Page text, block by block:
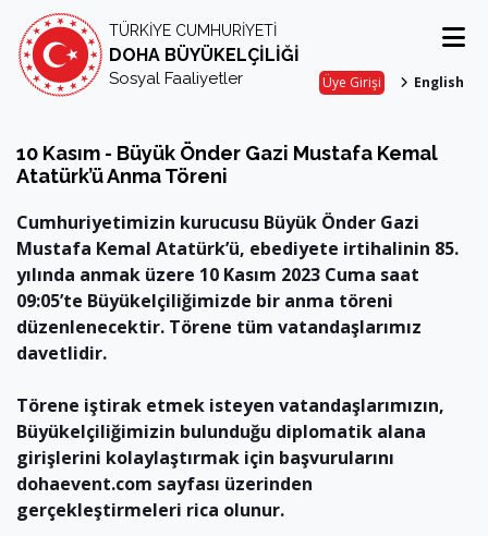
TÜRKİYE CUMHURİYETİ
DOHA BÜYÜKELÇİLİĞİ
Sosyal Faaliyetler Üye Girişi English
10 Kasım - Büyük Önder Gazi Mustafa Kemal
Atatürk’ü Anma Töreni
Cumhuriyetimizin kurucusu Büyük Önder Gazi
Mustafa Kemal Atatürk’ü, ebediyete irtihalinin 85.
yılında anmak üzere 10 Kasım 2023 Cuma saat
09:05’te Büyükelçiliğimizde bir anma töreni
düzenlenecektir. Törene tüm vatandaşlarımız
davetlidir.
Törene iştirak etmek isteyen vatandaşlarımızın,
Büyükelçiliğimizin bulunduğu diplomatik alana
girişlerini kolaylaştırmak için başvurularını
dohaevent.com sayfası üzerinden
gerçekleştirmeleri rica olunur.